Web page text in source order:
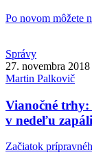
Po novom môžete
Správy
27. novembra 2018
Martin Palkovič
Vianočné
v nedeľu
Začiatok